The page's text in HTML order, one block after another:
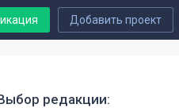
Добавить проект
редакции: